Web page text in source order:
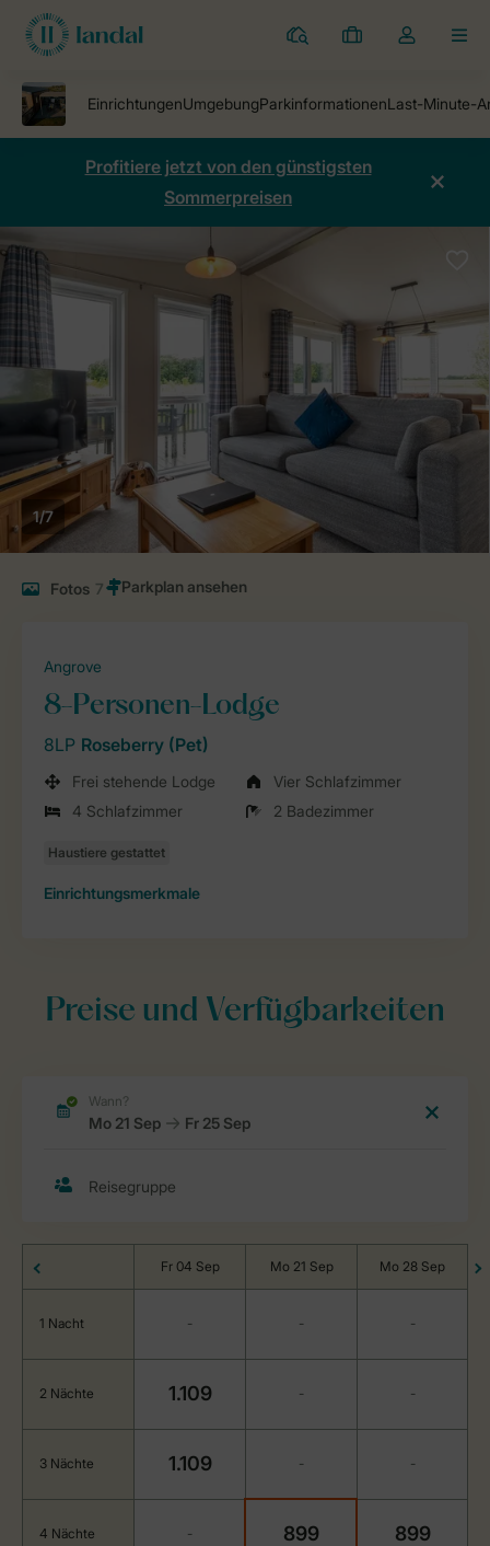
Ferienparks
Meine
Dropdown-
öffnen
Profitiere jetzt von den günstigsten
Sommerpreisen
1/7
Fotos 7
Angrove
8-Personen-Lodge
8LP Roseberry (Pet)
Frei stehende Lodge
Vier Schlafzimmer
4 Schlafzimmer
2 Badezimmer
Einrichtungsmerkmale
Preise und Verfügbarkeiten
Fr 04 Sep Mo 21 Sep Mo 28 Sep
1 Nacht - - -
2 Nächte 1.109 - -
3 Nächte 1.109 - -
4 Nächte - 899 899